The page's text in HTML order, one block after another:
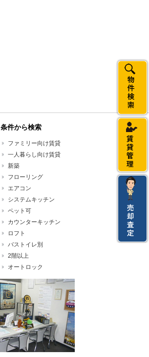
条件から検索
ファミリー向け賃貸
一人暮らし向け賃貸
新築
フローリング
エアコン
システムキッチン
ペット可
カウンターキッチン
ロフト
バストイレ別
2階以上
オートロック